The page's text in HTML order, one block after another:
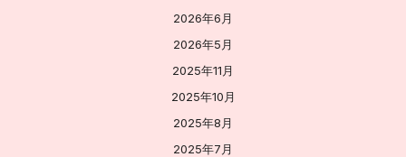
2026年6月
2026年5月
2025年11月
2025年10月
2025年8月
2025年7月